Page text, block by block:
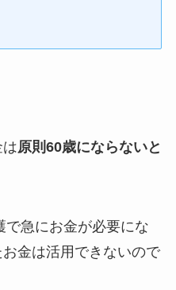
原則60歳にならないと
急にお金が必要にな
金は活用できないので